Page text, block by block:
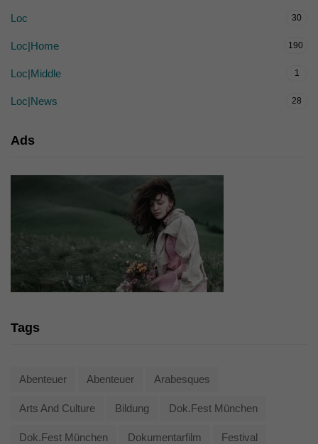
Loc 30
Loc|Home 190
Loc|Middle 1
Loc|News 28
Ads
Tags
Abenteuer Abenteuer Arabesques
Arts And Culture Bildung Dok.fest München
Dok.fest München Dokumentarfilm Festival